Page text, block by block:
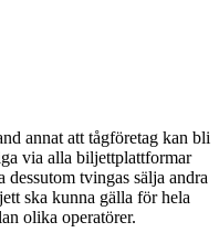
annat att tågföretag kan bli
via alla biljettplattformar
tvingas sälja andra
ska kunna gälla för hela
olika operatörer.